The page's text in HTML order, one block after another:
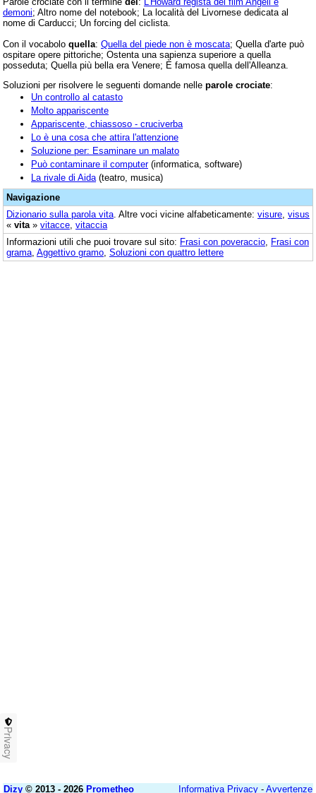
demoni; Altro nome del notebook; La località del Livornese dedicata al
nome di Carducci; Un forcing del ciclista.
Con il vocabolo quella: Quella del piede non è moscata; Quella d'arte può
ospitare opere pittoriche; Ostenta una sapienza superiore a quella
posseduta; Quella più bella era Venere; È famosa quella dell'Alleanza.
Soluzioni per risolvere le seguenti domande nelle parole crociate:
Un controllo al catasto
Molto appariscente
Appariscente, chiassoso - cruciverba
Lo è una cosa che attira l'attenzione
Soluzione per: Esaminare un malato
Può contaminare il computer(informatica, software)
La rivale di Aida (teatro, musica)
Navigazione
Dizionario sulla parola vita . Altre voci vicine alfabeticamente: visure visus
« vita » vitacce vitaccia
Informazioni utili che puoi trovare sul sito: Frasi con poveraccio Frasi con
grama Aggettivo gramo Soluzioni con quattro lettere
Dizy © 2013 - 2026 Prometheo Informativa Privacy - Avvertenze
Privacy